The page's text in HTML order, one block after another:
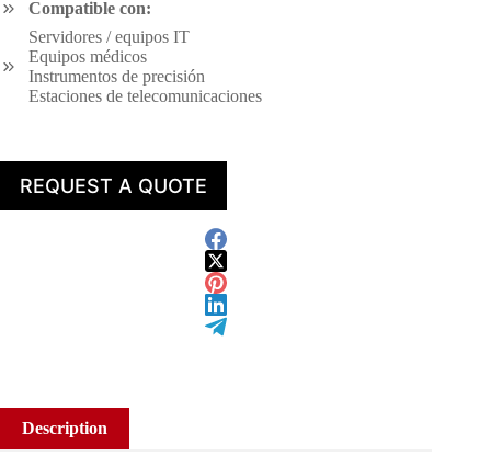
Compatible con:
Servidores / equipos IT
Equipos médicos
Instrumentos de precisión
Estaciones de telecomunicaciones
REQUEST A QUOTE
Description